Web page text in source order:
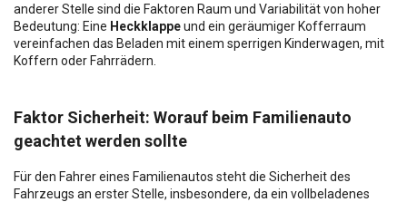
anderer Stelle sind die Faktoren Raum und Variabilität von hoher
Bedeutung: Eine Heckklappeund ein geräumiger Kofferraum
vereinfachen das Beladen mit einem sperrigen Kinderwagen, mit
Koffern oder Fahrrädern.
Faktor Sicherheit: Worauf beim Familienauto
geachtet werden sollte
Für den Fahrer eines Familienautos steht die Sicherheit des
Fahrzeugs an erster Stelle, insbesondere, da ein vollbeladenes